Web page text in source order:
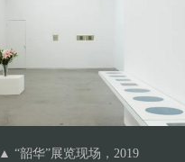
▲ “韶华”展览现场，2019